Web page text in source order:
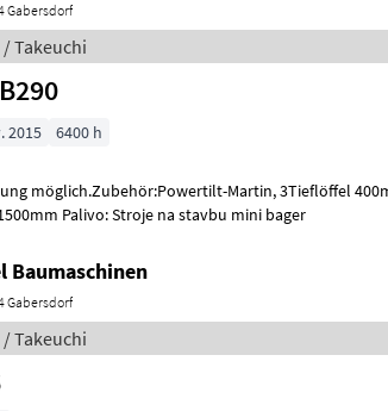
Gabersdorf
Takeuchi
2015 6400 h
möglich.Zubehör:Powertilt-Martin, 3Tieflöffel
Palivo: Stroje na stavbu mini bager
Baumaschinen
Gabersdorf
Takeuchi